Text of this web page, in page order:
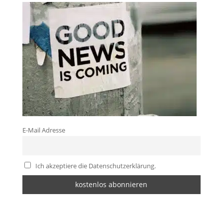
E-Mail Adresse
Ich akzeptiere die Datenschutzerklärung.